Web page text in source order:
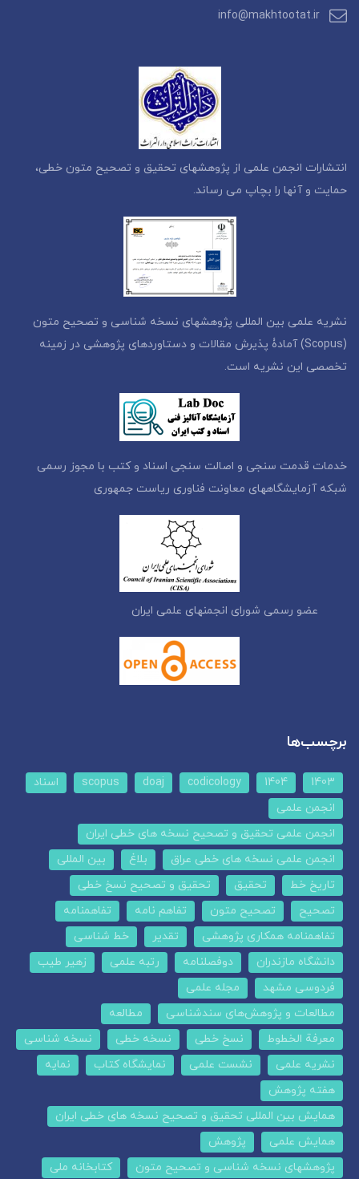
info@makhtootat.ir
انتشارات انجمن علمی از پژوهشهای تحقیق و تصحیح متون خطی،
حمایت و آنها را بچاپ می رساند.
نشریه علمی بین المللی پژوهشهای نسخه شناسی و تصحیح متون
(Scopus) آمادۀ پذیرش مقالات و دستاوردهای پژوهشی در زمینه
تخصصی این نشریه است.
خدمات قدمت سنجی و اصالت سنجی اسناد و کتب با مجوز رسمی
شبکه آزمایشگاههای معاونت فناوری ریاست جمهوری
عضو رسمی شورای انجمنهای علمی ایران
برچسب‌ها
1403
1404
codicology
doaj
scopus
اسناد
انجمن علمی
انجمن علمی تحقیق و تصحیح نسخه های خطی ایران
انجمن علمی نسخه های خطی عراق
بلاغ
بین المللی
تاریخ خط
تحقیق
تحقیق و تصحیح نسخ خطی
تصحیح
تصحیح متون تفاهم نامه
تفاهمنامه
تفاهمنامه همکاری پژوهشی
تقدیر
خط شناسی
دانشگاه مازندران
دوفصلنامه رتبه علمی
زهیر طیب
فردوسی مشهد
مجله علمی
مطالعات و پژوهش‌های سندشناسی
مطالعه
معرفة الخطوط
نسخ خطی نسخه خطی
نسخه شناسی
نشریه علمی
نشست علمی نمایشگاه کتاب
نمایه
هفته پژوهش
همایش بین المللی تحقیق و تصحیح نسخه های خطی ایران
همایش علمی
پژوهش
پژوهشهای نسخه شناسی و تصحیح متون
کتابخانه ملی